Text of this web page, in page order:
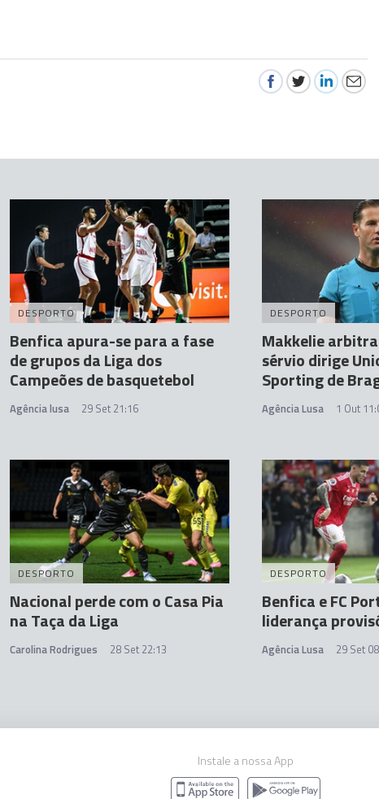
DESPORTO
Benfica apura-se para a fase
de grupos da Liga dos
Campeões de basquetebol
Agência lusa 29 Set 21:16
DESPORTO
Makkelie
sérvio dirige
Sporting de
Agência Lusa 1 Out
DESPORTO
Nacional perde com o Casa Pia
na Taça da Liga
Carolina Rodrigues 28 Set 22:13
DESPORTO
Benfica e FC
liderança
Agência Lusa 29 Set
Instale a nossa App